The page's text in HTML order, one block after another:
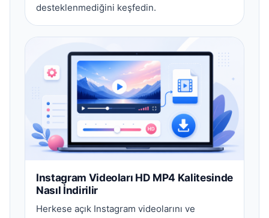
desteklenmediğini keşfedin.
Instagram Videoları HD MP4 Kalitesinde
Nasıl İndirilir
Herkese açık Instagram videolarını ve